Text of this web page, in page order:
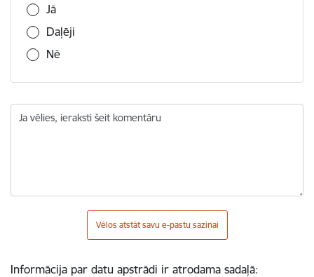
Jā
Daļēji
Nē
Ja vēlies, ieraksti šeit komentāru
Vēlos atstāt savu e-pastu saziņai
Informācija par datu apstrādi ir atrodama sadaļā: